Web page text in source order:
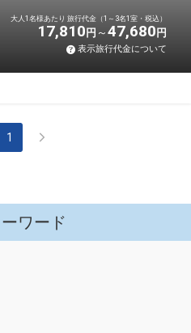
大人1名様あたり 旅行代金（1～3名1室・税込）
17,810 円 47,680 円
表示旅行代金について
1
ワード